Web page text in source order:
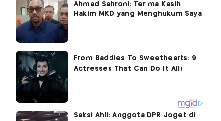
Ahmad Sahroni: Terima Kasih
Hakim MKD yang Menghukum Saya
Saksi Ahli: Anggota DPR Joget di